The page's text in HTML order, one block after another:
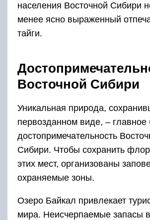
населения Восточной Сибири
менее ясно выраженный
тайги.
Восточной Сибири
Уникальная природа,
первозданном виде, – главное
достопримечательность
Сибири. Чтобы сохранить
этих мест, организованы
охраняемые зоны.
Озеро Байкал привлекает
мира. Неисчерпаемые запасы